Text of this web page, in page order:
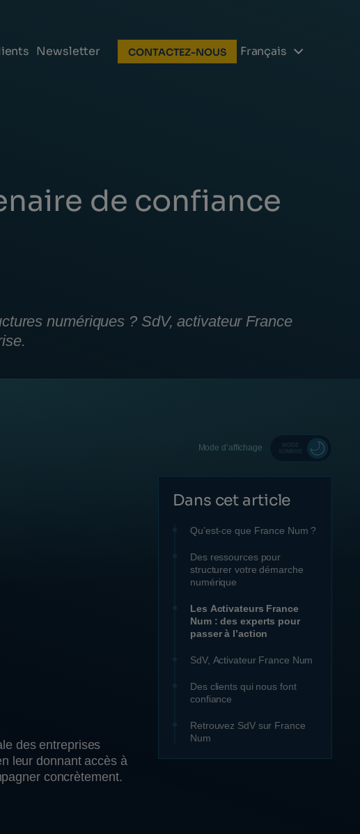
Newsletter CONTACTEZ-NOUS Français
de confiance
numériques ? SdV, activateur France
des entreprises
leur donnant accès à
concrètement.
Mode d’affichage
Dans cet article
Qu’est-ce que France Num ?
Des ressources pour
structurer votre démarche
numérique
Les Activateurs France
Num : des experts pour
passer à l’action
SdV, Activateur France Num
Des clients qui nous font
confiance
Retrouvez SdV sur France
Num